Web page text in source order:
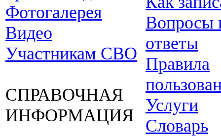
Фотогалерея
Видео
Участникам СВО
СПРАВОЧНАЯ
ИНФОРМАЦИЯ
Вопросы
ответы
Правила
Услуги
Словарь